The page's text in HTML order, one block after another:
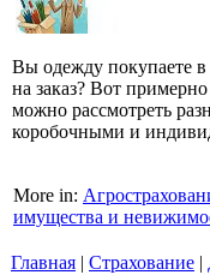
Вы одежду покупаете
на заказ? Вот
можно рассмотреть
коробочными и
More in:
имущества и
Главная | Страхование |